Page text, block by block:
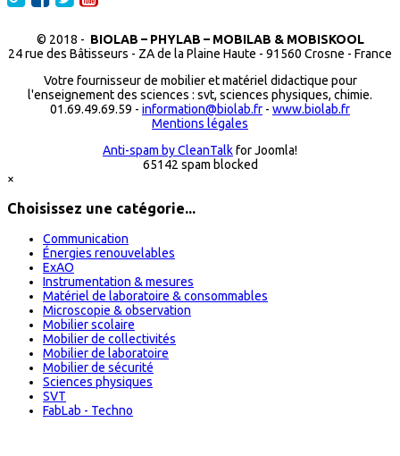
© 2018 - BIOLAB – PHYLAB – MOBILAB & MOBISKOOL
24 rue des Bâtisseurs - ZA de la Plaine Haute - 91560 Crosne - France
Votre fournisseur de mobilier et matériel didactique pour
l'enseignement des sciences : svt, sciences physiques, chimie.
01.69.49.69.59 - information@biolab.fr - www.biolab.fr
Mentions légales
Anti-spam by CleanTalkfor Joomla!
65142 spam blocked
×
Choisissez une catégorie...
Communication
Énergies renouvelables
ExAO
Instrumentation & mesures
Matériel de laboratoire & consommables
Microscopie & observation
Mobilier scolaire
Mobilier de collectivités
Mobilier de laboratoire
Mobilier de sécurité
Sciences physiques
SVT
FabLab - Techno